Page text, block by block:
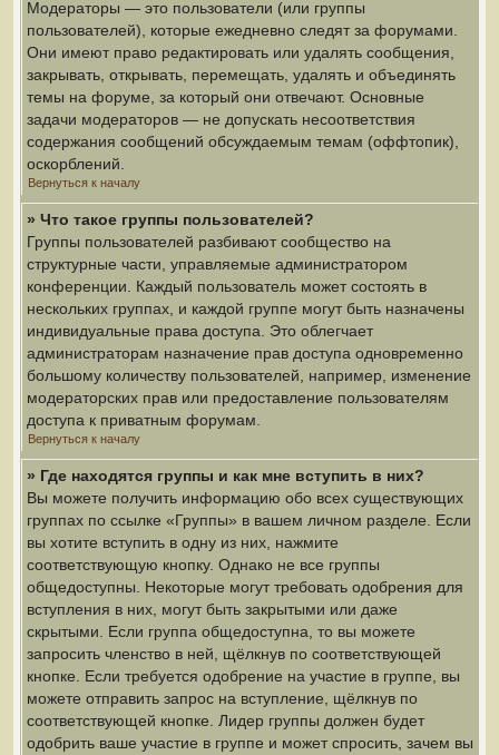
Модераторы — это пользователи (или группы
пользователей), которые ежедневно следят за форумами.
Они имеют право редактировать или удалять сообщения,
закрывать, открывать, перемещать, удалять и объединять
темы на форуме, за который они отвечают. Основные
задачи модераторов — не допускать несоответствия
содержания сообщений обсуждаемым темам (оффтопик),
оскорблений.
Вернуться к началу
» Что такое группы пользователей?
Группы пользователей разбивают сообщество на
структурные части, управляемые администратором
конференции. Каждый пользователь может состоять в
нескольких группах, и каждой группе могут быть назначены
индивидуальные права доступа. Это облегчает
администраторам назначение прав доступа одновременно
большому количеству пользователей, например, изменение
модераторских прав или предоставление пользователям
доступа к приватным форумам.
Вернуться к началу
» Где находятся группы и как мне вступить в них?
Вы можете получить информацию обо всех существующих
группах по ссылке «Группы» в вашем личном разделе. Если
вы хотите вступить в одну из них, нажмите
соответствующую кнопку. Однако не все группы
общедоступны. Некоторые могут требовать одобрения для
вступления в них, могут быть закрытыми или даже
скрытыми. Если группа общедоступна, то вы можете
запросить членство в ней, щёлкнув по соответствующей
кнопке. Если требуется одобрение на участие в группе, вы
можете отправить запрос на вступление, щёлкнув по
соответствующей кнопке. Лидер группы должен будет
одобрить ваше участие в группе и может спросить, зачем вы